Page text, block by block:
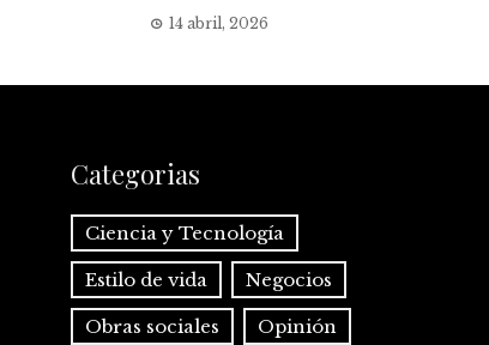
14 abril, 2026
Categorias
Ciencia y Tecnología
Estilo de vida Negocios
Obras sociales Opinión